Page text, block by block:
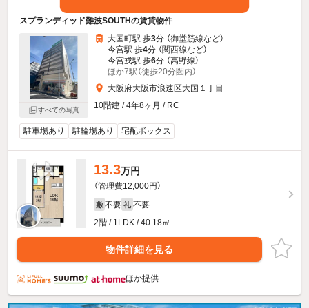
スプランディッド難波SOUTHの賃貸物件
すべての写真
大国町駅 歩3分 （御堂筋線など）
今宮駅 歩4分 （関西線など）
今宮戎駅 歩6分 （高野線）
ほか7駅（徒歩20分圏内）
大阪府大阪市浪速区大国１丁目
10階建 / 4年8ヶ月 / RC
駐車場あり 駐輪場あり 宅配ボックス
13.3万円
（管理費12,000円）
敷 不要 礼 不要
2階 / 1LDK / 40.18㎡
物件詳細を見る
ほか提供